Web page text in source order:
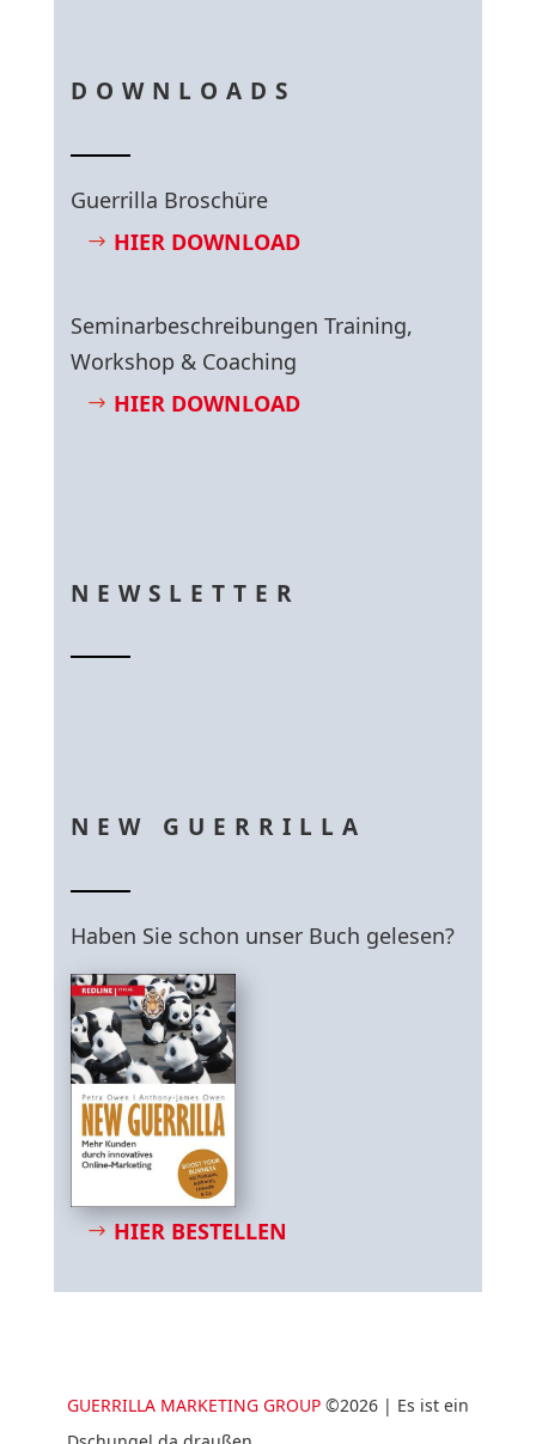
DOWNLOADS
Guerrilla Broschüre
HIER DOWNLOAD
Seminarbeschreibungen Training,
Workshop & Coaching
HIER DOWNLOAD
NEWSLETTER
NEW GUERRILLA
Haben Sie schon unser Buch gelesen?
HIER BESTELLEN
GUERRILLA MARKETING GROUP ©2026 | Es ist ein